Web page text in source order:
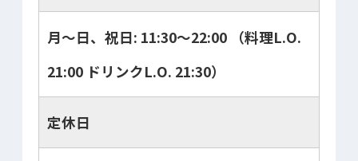
月～日、祝日: 11:30～22:00 （料理L.O.
21:00 ドリンクL.O. 21:30）
定休日